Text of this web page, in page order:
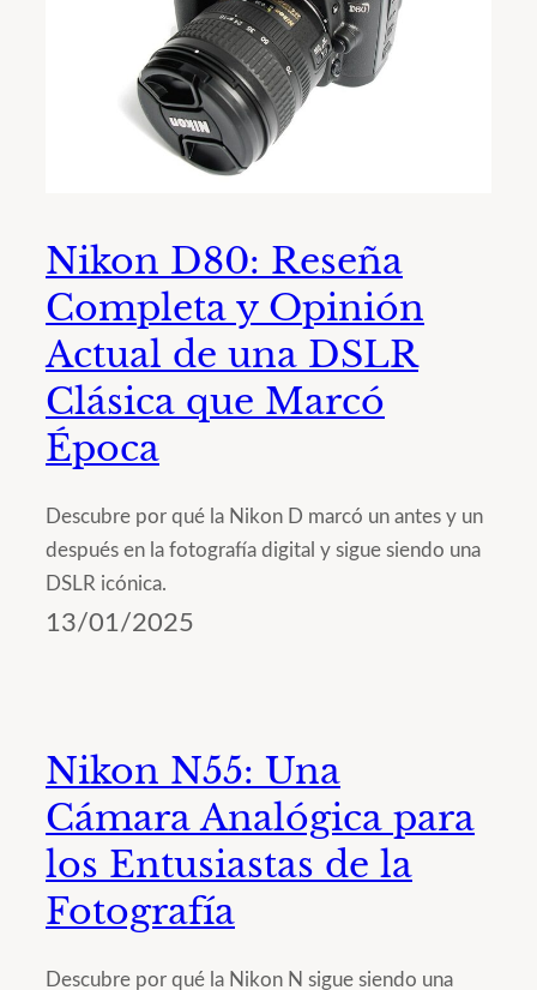
Nikon D80: Reseña
Completa y Opinión
Actual de una DSLR
Clásica que Marcó
Época
Descubre por qué la Nikon D marcó un antes y un
después en la fotografía digital y sigue siendo una
DSLR icónica.
13/01/2025
Nikon N55: Una
Cámara Analógica para
los Entusiastas de la
Fotografía
Descubre por qué la Nikon N sigue siendo una